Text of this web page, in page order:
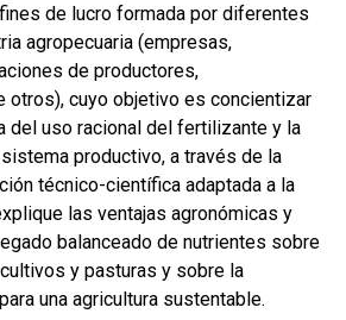
de lucro formada por diferentes
agropecuaria (empresas,
de productores,
otros), cuyo objetivo es concientizar
del uso racional del fertilizante y la
productivo, a través de la
técnico-científica adaptada a la
las ventajas agronómicas y
balanceado de nutrientes sobre
y pasturas y sobre la
una agricultura sustentable.